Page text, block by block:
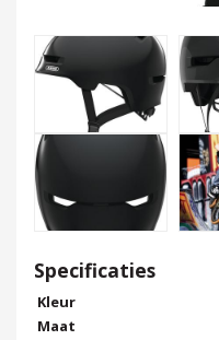
Specificaties
Kleur
Maat